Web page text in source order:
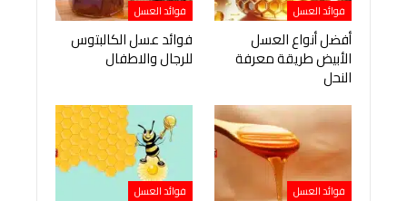
فوائد العسل
أفضل أنواع العسل
الأبيض طريقة معرفة
النحل
فوائد العسل
فوائد عسل الكالبتوس
للرجال والاطفال
فوائد العسل فوائد العسل